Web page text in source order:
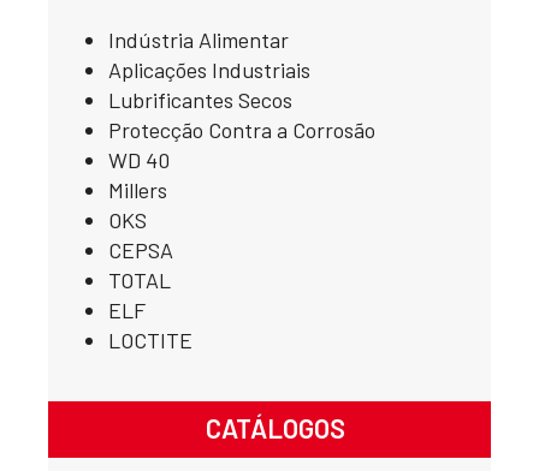
Indústria Alimentar
Aplicações Industriais
Lubrificantes Secos
Protecção Contra a Corrosão
WD 40
Millers
OKS
CEPSA
TOTAL
ELF
LOCTITE
CATÁLOGOS